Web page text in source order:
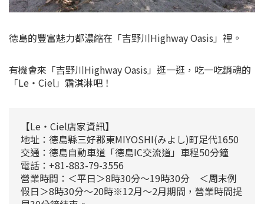
德島的豐富魅力都濃縮在「吉野川Highway Oasis」裡。
有機會來「吉野川Highway Oasis」逛一逛，吃一吃銷魂的
「Le・Ciel」霜淇淋吧！
【Le・Ciel店家資訊】
地址：德島縣三好郡東MIYOSHI(みよし)町足代1650
交通：德島自動車道「德島IC交流道」車程50分鐘
電話：+81-883-79-3556
營業時間：＜平日＞8時30分～19時30分 ＜周末例
假日＞8時30分～20時※12月～2月期間，營業時間提